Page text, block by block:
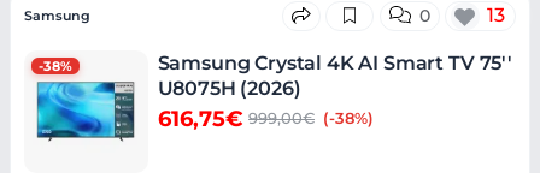
-38%
Samsung 0 13
Samsung Crystal 4K AI Smart TV 75''
U8075H (2026)
616,75€ 999,00€ (-38%)